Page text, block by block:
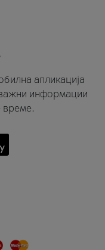
апликација
информации
време.